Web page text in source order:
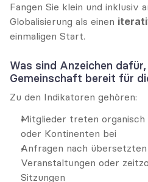
Fangen Sie klein und inklusiv
Globalisierung als einen
einmaligen Start.
Was sind Anzeichen
Gemeinschaft bereit für
Zu den Indikatoren gehören:
Mitglieder treten organisch
oder Kontinenten bei
Anfragen nach
Veranstaltungen oder
Sitzungen